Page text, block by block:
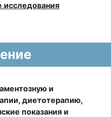
исследования
и
диетотерапию,
показания и